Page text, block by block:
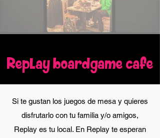
Replay boardgame cafe
Si te gustan los juegos de mesa y quieres
disfrutarlo con tu familia y/o amigos,
Replay es tu local. En Replay te esperan